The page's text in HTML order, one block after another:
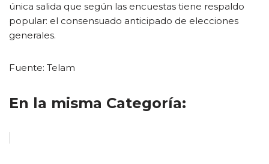
única salida que según las encuestas tiene respaldo
popular: el consensuado anticipado de elecciones
generales.
Fuente: Telam
En la misma Categoría: